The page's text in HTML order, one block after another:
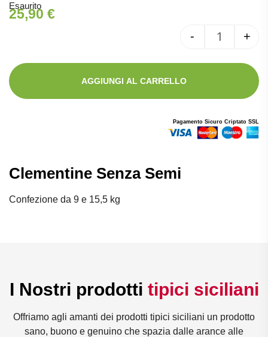
25,90 €
Esaurito
Clementini
- +
AGGIUNGI AL CARRELLO
Pagamento Sicuro Criptato SSL
Clementine Senza Semi
Confezione da 9 e 15,5 kg
I Nostri prodotti tipici siciliani
Offriamo agli amanti dei prodotti tipici siciliani un prodotto
sano, buono e genuino che spazia dalle arance alle